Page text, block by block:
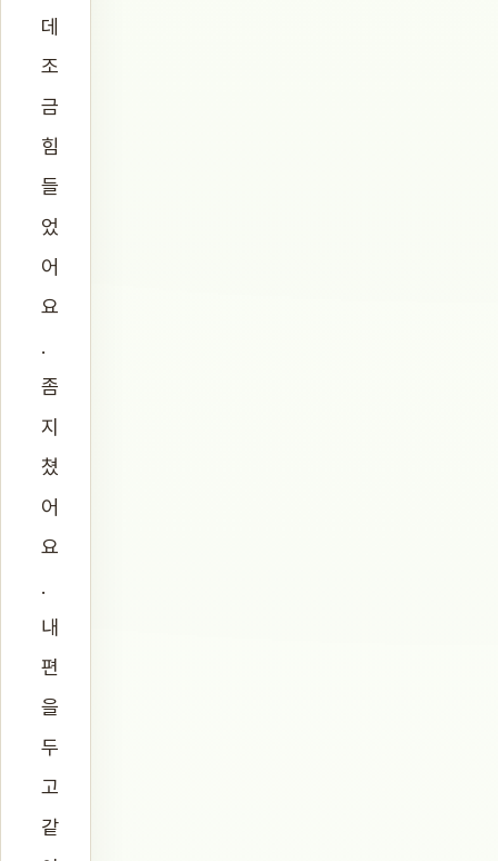
데
조
금
힘
들
었
어
요
.
좀
지
쳤
어
요
.
내
편
을
두
고
같